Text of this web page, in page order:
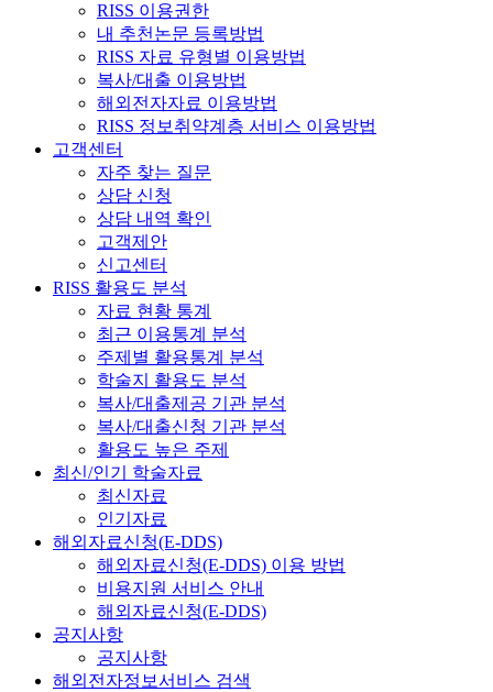
RISS 이용권한
내 추천논문 등록방법
RISS 자료 유형별 이용방법
복사/대출 이용방법
해외전자자료 이용방법
RISS 정보취약계층 서비스 이용방법
고객센터
자주 찾는 질문
상담 신청
상담 내역 확인
고객제안
신고센터
RISS 활용도 분석
자료 현황 통계
최근 이용통계 분석
주제별 활용통계 분석
학술지 활용도 분석
복사/대출제공 기관 분석
복사/대출신청 기관 분석
활용도 높은 주제
최신/인기 학술자료
최신자료
인기자료
해외자료신청(E-DDS)
해외자료신청(E-DDS) 이용 방법
비용지원 서비스 안내
해외자료신청(E-DDS)
공지사항
공지사항
해외전자정보서비스 검색